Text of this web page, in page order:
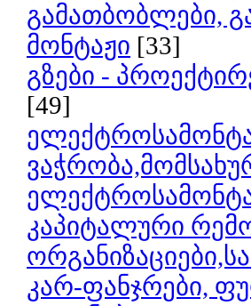
გამათბობლები,
მონტაჟი [33]
გზები -
[49]
კაპიტალური
კარ-ფანჯრები,